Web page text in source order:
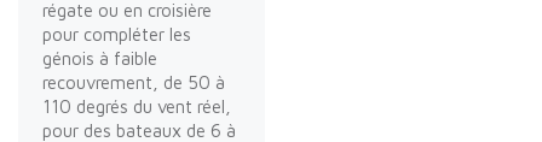
régate ou en croisière
pour compléter les
génois à faible
recouvrement, de 50 à
110 degrés du vent réel,
pour des bateaux de 6 à